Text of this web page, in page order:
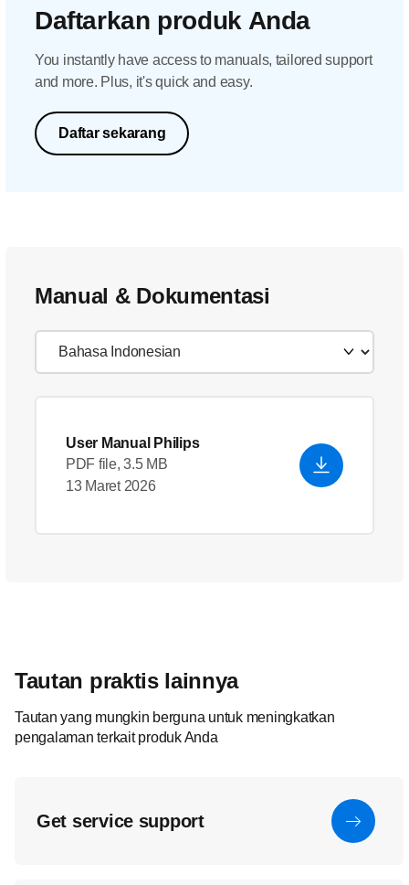
Daftarkan produk Anda
You instantly have access to manuals, tailored support
and more. Plus, it's quick and easy.
Daftar sekarang
Manual & Dokumentasi
User Manual Philips
PDF file, 3.5 MB
13 Maret 2026
Tautan praktis lainnya
Tautan yang mungkin berguna untuk meningkatkan
pengalaman terkait produk Anda
Get service support